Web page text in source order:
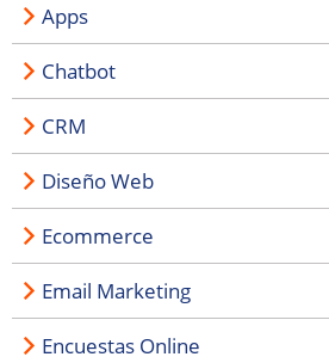
Apps
Chatbot
CRM
Diseño Web
Ecommerce
Email Marketing
Encuestas Online